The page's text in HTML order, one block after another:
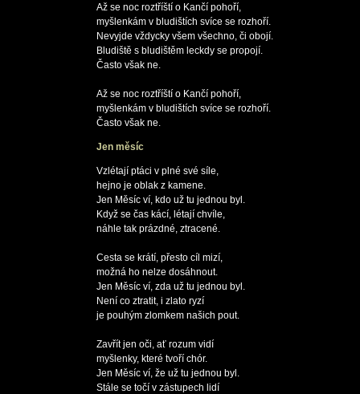
Až se noc roztříští o Kančí pohoří,
myšlenkám v bludištích svíce se rozhoří.
Nevyjde vždycky všem všechno, či obojí.
Bludiště s bludištěm leckdy se propojí.
Často však ne.
Až se noc roztříští o Kančí pohoří,
myšlenkám v bludištích svíce se rozhoří.
Jen měsíc
Vzlétají ptáci v plné své síle,
hejno je oblak z kamene.
Jen Měsíc ví, kdo už tu jednou byl.
Když se čas kácí, létají chvíle,
náhle tak prázdné, ztracené.
Cesta se krátí, přesto cíl mizí,
možná ho nelze dosáhnout.
Jen Měsíc ví, zda už tu jednou byl.
Není co ztratit, i zlato ryzí
je pouhým zlomkem našich pout.
Zavřít jen oči, ať rozum vidí
myšlenky, které tvoří chór.
Jen Měsíc ví, že už tu jednou byl.
Stále se točí v zástupech lidí